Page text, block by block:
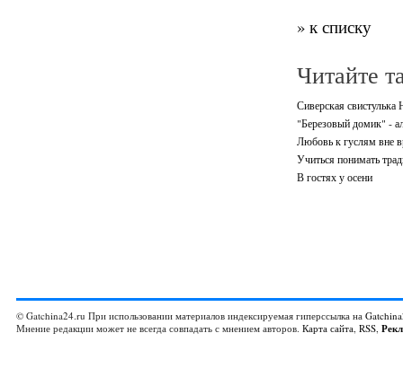
» к списку
Читайте
Сиверская
"Березовый домик" -
Любовь к гуслям вне
Учиться понимать
В гостях у осени
© Gatchina24.ru При использовании материалов индексируемая гиперссылка на
Мнение редакции может не всегда совпадать с мнением авторов. Карта сайта, RSS,